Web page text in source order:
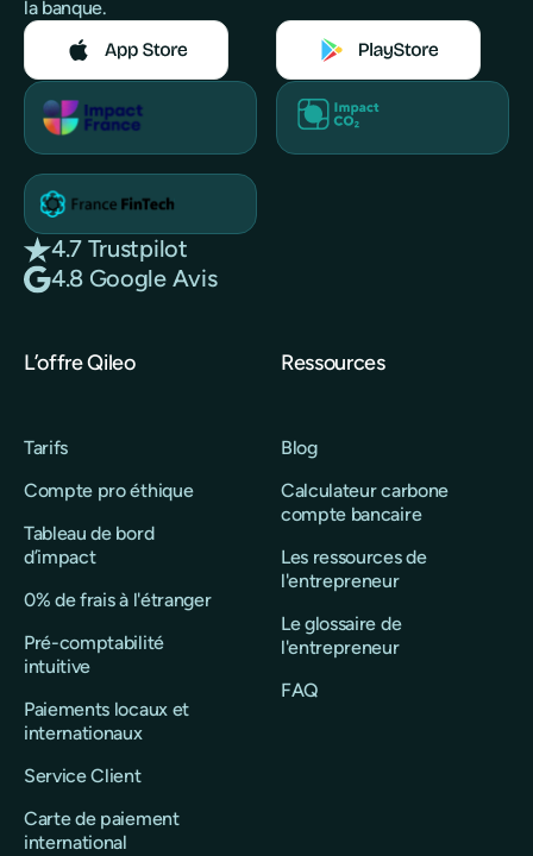
la banque.
4.7 Trustpilot
4.8 Google Avis
L’offre Qileo
Tarifs
Compte pro éthique
Tableau de bord
d’impact
0% de frais à l'étranger
Pré-comptabilité
intuitive
Paiements locaux et
internationaux
Service Client
Carte de paiement
international
Ressources
Blog
Calculateur carbone
compte bancaire
Les ressources de
l'entrepreneur
Le glossaire de
l'entrepreneur
FAQ